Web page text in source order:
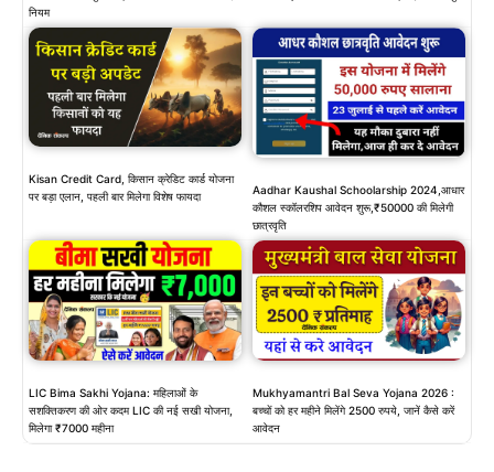
नियम
Kisan Credit Card, किसान क्रेडिट कार्ड योजना
पर बड़ा एलान, पहली बार मिलेगा विशेष फायदा
Aadhar Kaushal Schoolarship 2024,आधार
कौशल स्कॉलरशिप आवेदन शुरू,₹50000 की मिलेगी
छात्रवृति
LIC Bima Sakhi Yojana: महिलाओं के
सशक्तिकरण की ओर कदम LIC की नई सखी योजना,
मिलेगा ₹7000 महीना
Mukhyamantri Bal Seva Yojana 2026 :
बच्चों को हर महीने मिलेंगे 2500 रुपये, जानें कैसे करें
आवेदन